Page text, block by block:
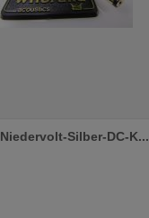
Niedervolt-Silber-DC-K...